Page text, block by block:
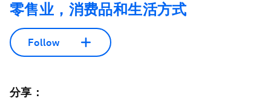
零售业，消费品和生活方式
Follow
分享：